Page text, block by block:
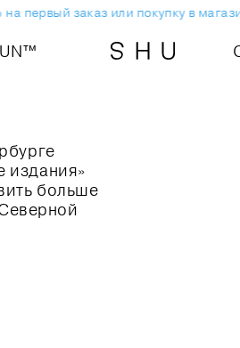
первый заказ или покупку в
издания»
больше